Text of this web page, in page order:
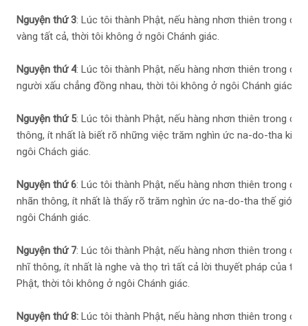
Nguyện thứ 3: Lúc tôi thành Phật, nếu hàng nhơn thiên trong
vàng tất cả, thời tôi không ở ngôi Chánh giác.
Nguyện thứ 4: Lúc tôi thành Phật, nếu hàng nhơn thiên trong
người xấu chẳng đồng nhau, thời tôi không ở ngôi Chánh giác.
Nguyện thứ 5: Lúc tôi thành Phật, nếu hàng nhơn thiên trong
thông, ít nhất là biết rõ những việc trăm nghìn ức na-do-tha
ngôi Chách giác.
Nguyện thứ 6: Lúc tôi thành Phật, nếu hàng nhơn thiên trong
nhãn thông, ít nhất là thấy rõ trăm nghìn ức na-do-tha thế giới
ngôi Chánh giác.
Nguyện thứ 7: Lúc tôi thành Phật, nếu hàng nhơn thiên trong
nhĩ thông, ít nhất là nghe và thọ trì tất cả lời thuyết pháp của
Phật, thời tôi không ở ngôi Chánh giác.
Nguyện thứ 8: Lúc tôi thành Phật, nếu hàng nhơn thiên trong